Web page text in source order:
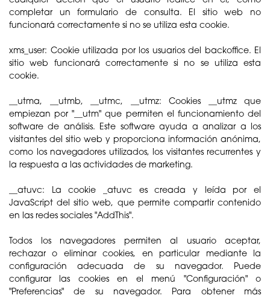
completar un formulario de consulta. El sitio web no
funcionará correctamente si no se utiliza esta cookie.
xms_user: Cookie utilizada por los usuarios del backoffice. El
sitio web funcionará correctamente si no se utiliza esta
cookie.
__utma, __utmb, __utmc, __utmz: Cookies __utmz que
empiezan por "__utm" que permiten el funcionamiento del
software de análisis. Este software ayuda a analizar a los
visitantes del sitio web y proporciona información anónima,
como los navegadores utilizados, los visitantes recurrentes y
la respuesta a las actividades de marketing.
__atuvc: La cookie _atuvc es creada y leída por el
JavaScript del sitio web, que permite compartir contenido
en las redes sociales "AddThis".
Todos los navegadores permiten al usuario aceptar,
rechazar o eliminar cookies, en particular mediante la
configuración adecuada de su navegador. Puede
configurar las cookies en el menú "Configuración" o
"Preferencias" de su navegador. Para obtener más